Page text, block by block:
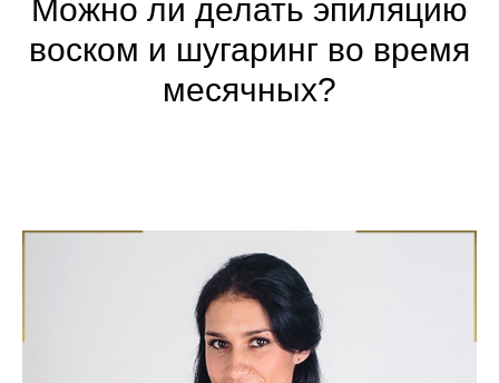
Можно ли делать эпиляцию
воском и шугаринг во время
месячных?